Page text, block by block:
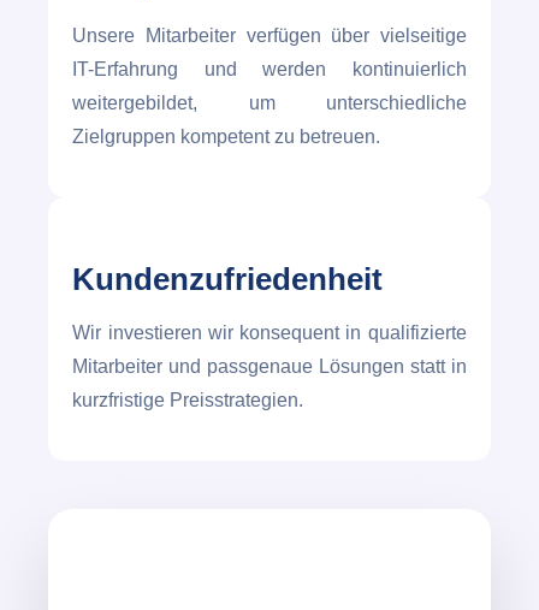
Unsere Mitarbeiter verfügen über vielseitige
IT-Erfahrung und werden kontinuierlich
weitergebildet, um unterschiedliche
Zielgruppen kompetent zu betreuen.
Kundenzufriedenheit
Wir investieren wir konsequent in qualifizierte
Mitarbeiter und passgenaue Lösungen statt in
kurzfristige Preisstrategien.